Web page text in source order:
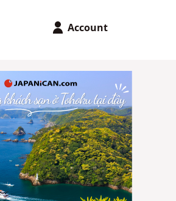
Account